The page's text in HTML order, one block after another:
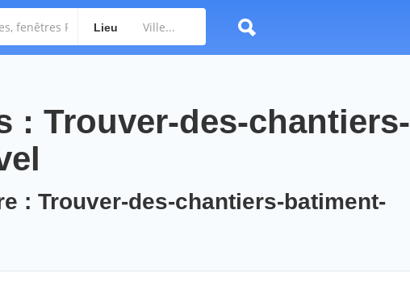
Lieu
: Trouver-des-chantiers-
: Trouver-des-chantiers-batiment-